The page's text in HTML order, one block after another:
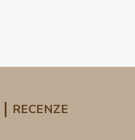
RECENZE